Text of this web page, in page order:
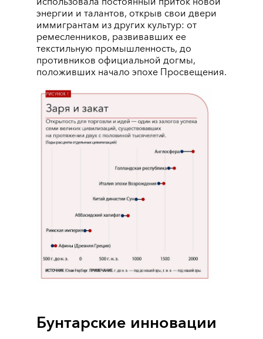
энергии и талантов, открыв свои двери
иммигрантам из других культур: от
ремесленников, развивавших ее
текстильную промышленность, до
противников официальной догмы,
положивших начало эпохе Просвещения.
Бунтарские инновации